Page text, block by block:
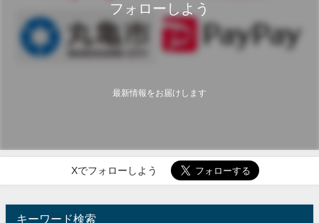
フォローしよう
最新情報をお届けします
Xでフォローしよう
キーワード検索